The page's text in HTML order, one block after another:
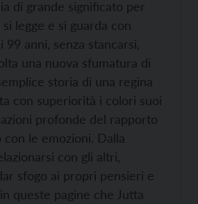
di grande significato per
legge e si guarda con
anni, senza stancarsi,
una nuova sfumatura di
storia di una regina
con superiorità i colori suoi
profonde del rapporto
le emozioni. Dalla
con gli altri,
sfogo ai propri pensieri e
queste pagine che Jutta